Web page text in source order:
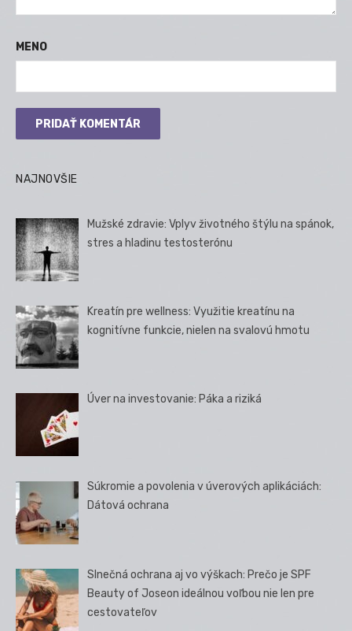
MENO
NAJNOVŠIE
Mužské zdravie: Vplyv životného štýlu na spánok,
stres a hladinu testosterónu
Kreatín pre wellness: Využitie kreatínu na
kognitívne funkcie, nielen na svalovú hmotu
Úver na investovanie: Páka a riziká
Súkromie a povolenia v úverových aplikáciách:
Dátová ochrana
Slnečná ochrana aj vo výškach: Prečo je SPF
Beauty of Joseon ideálnou voľbou nie len pre
cestovateľov